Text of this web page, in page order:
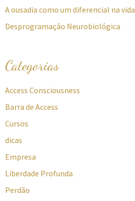
A ousadia como um diferencial na vida
Desprogramação Neurobiológica
Categorias
Access Consciousness
Barra de Access
Cursos
dicas
Empresa
Liberdade Profunda
Perdão